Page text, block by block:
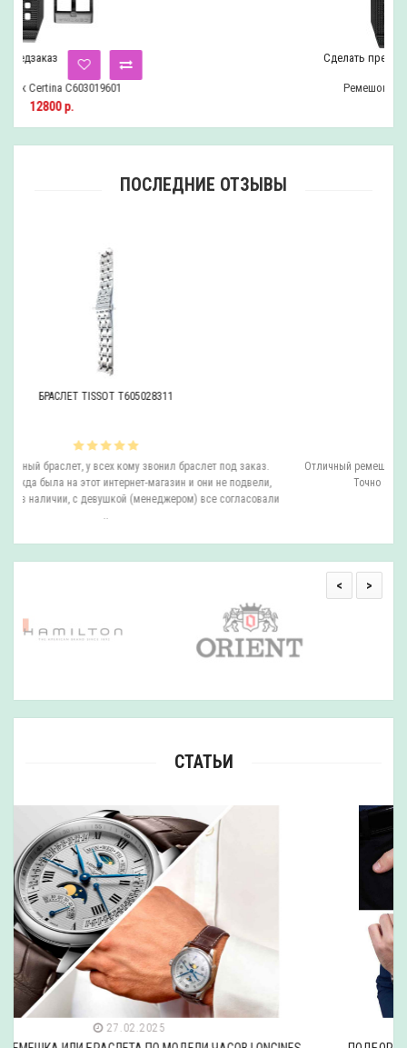
Сделать предзаказ
ПОСЛЕДНИЕ ОТЗЫВЫ
РЕМЕШОК TISSOT T610027446
Отличный ремешок, беру в данном интернет-магазине не первый раз.
Точно знаю что у них оригинал и цена отличная...
< >
СТАТЬИ